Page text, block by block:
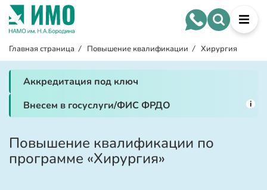
Главная страница / Повышение квалификации / Хирургия
Аккредитация под ключ
Внесем в госуслуги/ФИС ФРДО
i
Повышение квалификации по
программе «Хирургия»